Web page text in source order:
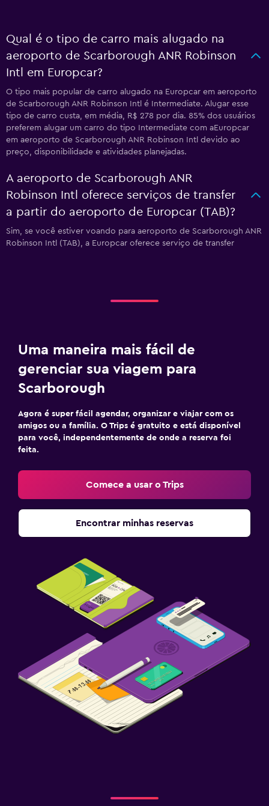
Qual é o tipo de carro mais alugado na
aeroporto de Scarborough ANR Robinson
Intl em Europcar?
O tipo mais popular de carro alugado na Europcar em aeroporto
de Scarborough ANR Robinson Intl é Intermediate. Alugar esse
tipo de carro custa, em média, R$ 278 por dia. 85% dos usuários
preferem alugar um carro do tipo Intermediate com aEuropcar
em aeroporto de Scarborough ANR Robinson Intl devido ao
preço, disponibilidade e atividades planejadas.
A aeroporto de Scarborough ANR
Robinson Intl oferece serviços de transfer
a partir do aeroporto de Europcar (TAB)?
Sim, se você estiver voando para aeroporto de Scarborough ANR
Robinson Intl (TAB), a Europcar oferece serviço de transfer
Uma maneira mais fácil de
gerenciar sua viagem para
Scarborough
Agora é super fácil agendar, organizar e viajar com os
amigos ou a família. O Trips é gratuito e está disponível
para você, independentemente de onde a reserva foi
feita.
Comece a usar o Trips
Encontrar minhas reservas